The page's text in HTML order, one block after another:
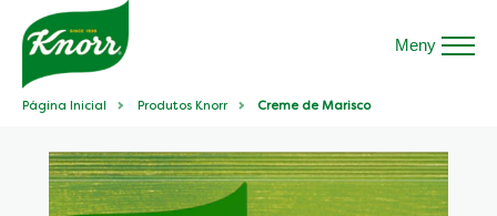
Meny
Página Inicial Produtos Knorr Creme de Marisco